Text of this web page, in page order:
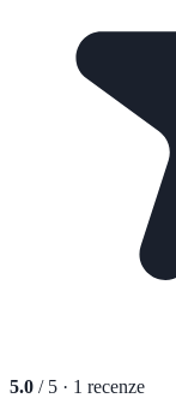
5.0 / 5 · 1 recenze